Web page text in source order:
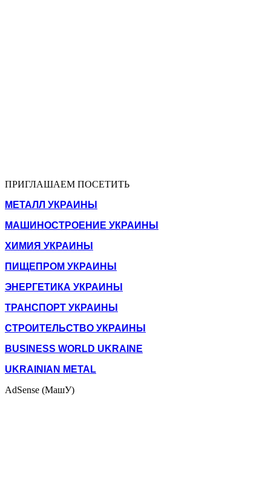
ПРИГЛАШАЕМ ПОСЕТИТЬ
МЕТАЛЛ УКРАИНЫ
МАШИНОСТРОЕНИЕ УКРАИНЫ
ХИМИЯ УКРАИНЫ
ПИЩЕПРОМ УКРАИНЫ
ЭНЕРГЕТИКА УКРАИНЫ
ТРАНСПОРТ УКРАИНЫ
СТРОИТЕЛЬСТВО УКРАИНЫ
BUSINESS WORLD UKRAINE
UKRAINIAN METAL
AdSense (МашУ)